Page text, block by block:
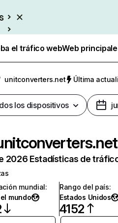
el tráfico webWeb
unitconverters.net Última
los dispositivos
2026 Estadísticas de
mundial:
mundo
Rango del país:
Estados Unidos
4152